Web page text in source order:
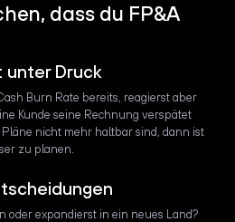
dass du FP&A
unter Druck
Burn Rate bereits, reagierst aber
Kunde seine Rechnung verspätet
nicht mehr haltbar sind, dann ist
zu planen.
oder expandierst in ein neues Land?